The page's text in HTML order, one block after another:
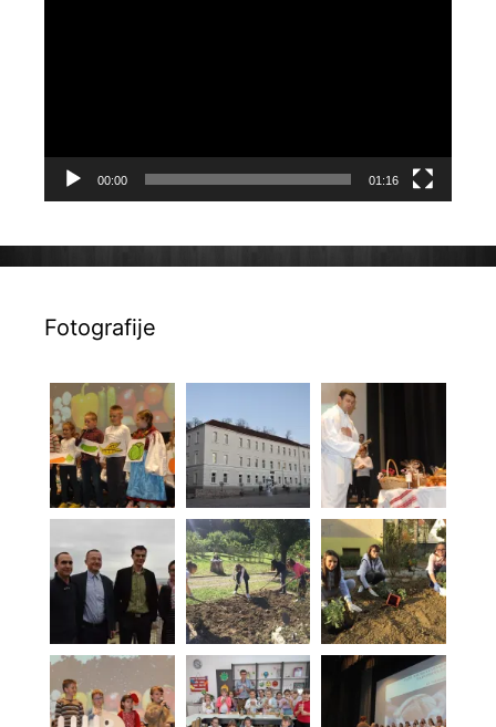
00:00 01:16
Fotografije